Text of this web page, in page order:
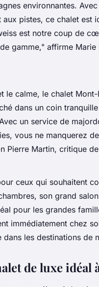
environnantes.
pistes, ce chalet est
est notre coup de
gamme," affirme Marie
le calme, le chalet
dans un coin
un service de
vous ne manquerez
Pierre Martin, critique
ceux qui souhaitent
son grand
pour les grandes
immédiatement chez
les destinations de
de luxe idéal